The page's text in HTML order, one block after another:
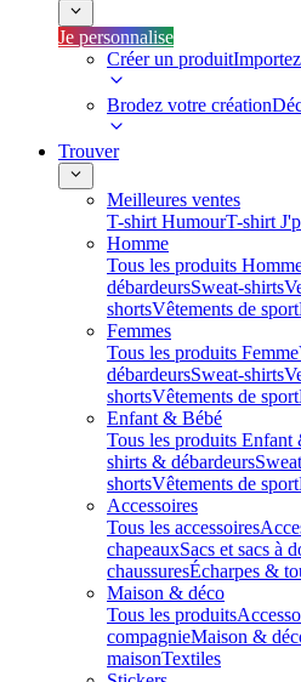
Je personnalise
Créer un produit
Brodez votre création
Trouver
Meilleures ventes
T-shirt HumourT-shirt
Homme
Tous les produits
débardeursSweat-shirts
shortsVêtements de sport
Femmes
Tous les produits Femme
débardeursSweat-shirts
shortsVêtements de sport
Enfant & Bébé
Tous les produits Enfant
shirts & débardeurs
shortsVêtements de sport
Accessoires
Tous les accessoires
chapeauxSacs et sacs à
chaussuresÉcharpes &
Maison & déco
Tous les produits
compagnieMaison &
maisonTextiles